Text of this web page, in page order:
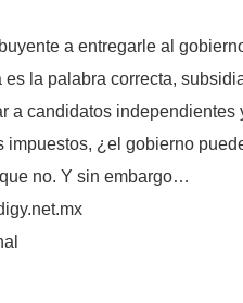
a entregarle al
la palabra correcta,
a candidatos
impuestos, ¿el gobierno
no. Y sin embargo…